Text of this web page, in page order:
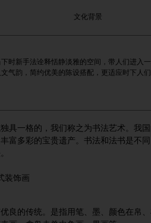
文化背景
时新手法诠释恬静淡雅的空间，带人们进入
气韵，简约优美的陈设搭配，更适应时下人
一格的，我们称之为书法艺术。我国
富多彩的宝贵遗产。书法和法书是不
装饰画
的传统。是指用笔、墨、颜色在帛、